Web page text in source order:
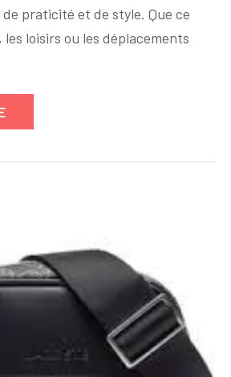
La
Sacoche
praticité et de style. Que ce
loisirs ou les déplacements